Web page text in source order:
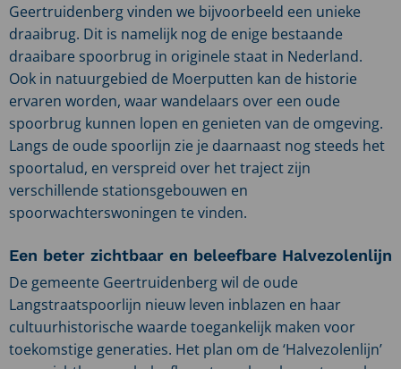
Geertruidenberg vinden we bijvoorbeeld een unieke
draaibrug. Dit is namelijk nog de enige bestaande
draaibare spoorbrug in originele staat in Nederland.
Ook in natuurgebied de Moerputten kan de historie
ervaren worden, waar wandelaars over een oude
spoorbrug kunnen lopen en genieten van de omgeving.
Langs de oude spoorlijn zie je daarnaast nog steeds het
spoortalud, en verspreid over het traject zijn
verschillende stationsgebouwen en
spoorwachterswoningen te vinden.
Een beter zichtbaar en beleefbare Halvezolenlijn
De gemeente Geertruidenberg wil de oude
Langstraatspoorlijn nieuw leven inblazen en haar
cultuurhistorische waarde toegankelijk maken voor
toekomstige generaties. Het plan om de ‘Halvezolenlijn’